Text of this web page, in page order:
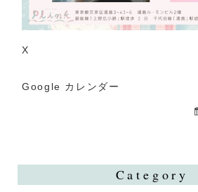
X
Google カレンダー
Category